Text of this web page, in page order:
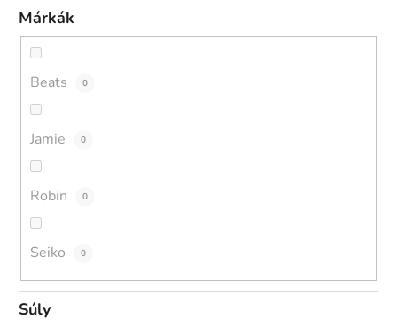
Márkák
Beats 0
Jamie 0
Robin 0
Seiko 0
Súly